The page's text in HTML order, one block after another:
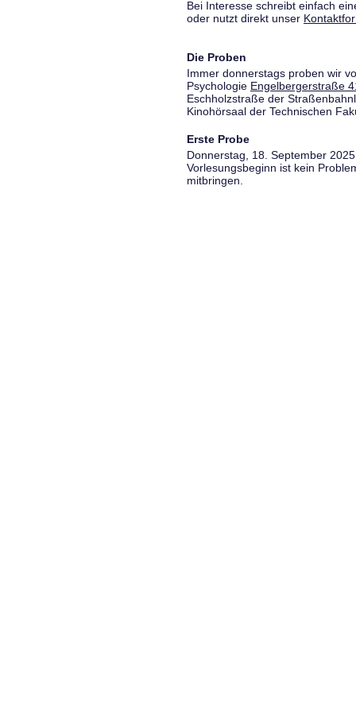
Bei Interesse schreibt einfach
oder nutzt direkt unser
Die Proben
Immer donnerstags proben wir
Psychologie Engelbergerstraße
Eschholzstraße der
Kinohörsaal der Technischen
Erste Probe
Donnerstag, 18. September
Vorlesungsbeginn ist kein
mitbringen.